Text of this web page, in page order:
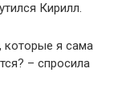
Кирилл.
которые я сама
– спросила